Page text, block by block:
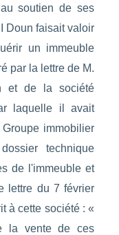
soutien de ses
Doun faisait valoir
un immeuble
par la lettre de M.
et de la société
laquelle il avait
immobilier
technique
de l'immeuble et
lettre du 7 février
à cette société : «
la vente de ces